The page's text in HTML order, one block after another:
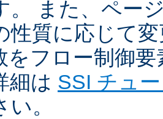
。 また、ペー
性質に応じて
をフロー制御
細は SSI チュ
。